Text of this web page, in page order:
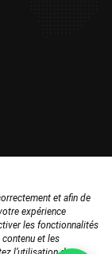
et afin de
expérience
les fonctionnalités
et les